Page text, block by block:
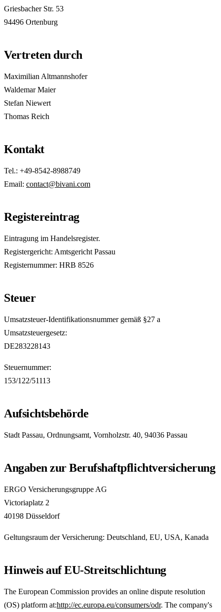
Griesbacher Str. 53
94496 Ortenburg
Vertreten durch
Maximilian Altmannshofer
Waldemar Maier
Stefan Niewert
Thomas Reich
Kontakt
Tel.: +49-8542-8988749
Email: contact@bivani.com
Registereintrag
Eintragung im Handelsregister.
Registergericht: Amtsgericht Passau
Registernummer: HRB 8526
Steuer
Umsatzsteuer-Identifikationsnummer gemäß §27 a
Umsatzsteuergesetz:
DE283228143
Steuernummer:
153/122/51113
Aufsichtsbehörde
Stadt Passau, Ordnungsamt, Vornholzstr. 40, 94036 Passau
Angaben zur Berufshaftpflichtversicherung
ERGO Versicherungsgruppe AG
Victoriaplatz 2
40198 Düsseldorf
Geltungsraum der Versicherung: Deutschland, EU, USA, Kanada
Hinweis auf EU-Streitschlichtung
The European Commission provides an online dispute resolution
(OS) platform at:http://ec.europa.eu/consumers/odr. The company's